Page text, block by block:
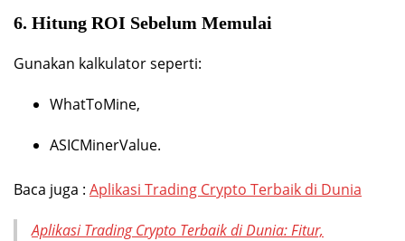
6. Hitung ROI Sebelum Memulai
Gunakan kalkulator seperti:
WhatToMine,
ASICMinerValue.
Baca juga : Aplikasi Trading Crypto Terbaik di Dunia
Aplikasi Trading Crypto Terbaik di Dunia: Fitur,